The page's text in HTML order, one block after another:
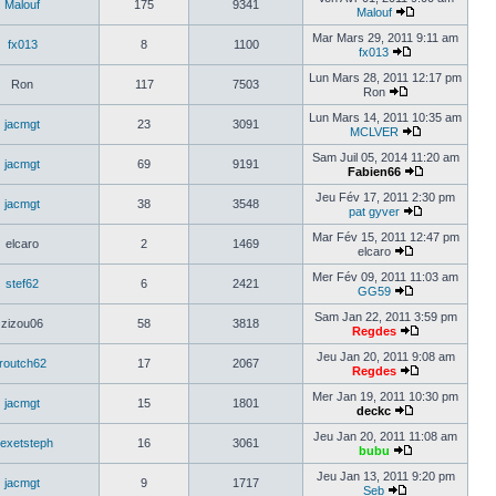
Malouf 175 9341
Malouf
fx013 8 1100
Mar Mars 29, 2011 9:11 am
fx013
Ron 117 7503
Lun Mars 28, 2011 12:17 pm
Ron
jacmgt 23 3091
Lun Mars 14, 2011 10:35 am
MCLVER
jacmgt 69 9191
Sam Juil 05, 2014 11:20 am
Fabien66
jacmgt 38 3548
Jeu Fév 17, 2011 2:30 pm
pat gyver
elcaro 2 1469
Mar Fév 15, 2011 12:47 pm
elcaro
stef62 6 2421
Mer Fév 09, 2011 11:03 am
GG59
zizou06 58 3818
Sam Jan 22, 2011 3:59 pm
Regdes
17 2067
Jeu Jan 20, 2011 9:08 am
Regdes
jacmgt 15 1801
Mer Jan 19, 2011 10:30 pm
deckc
16 3061
Jeu Jan 20, 2011 11:08 am
bubu
jacmgt 9 1717
Jeu Jan 13, 2011 9:20 pm
Seb